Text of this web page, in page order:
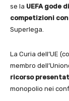
se la UEFA gode
competizioni
Superlega.
La Curia dell’UE
membro
ricorso
monopolio nei